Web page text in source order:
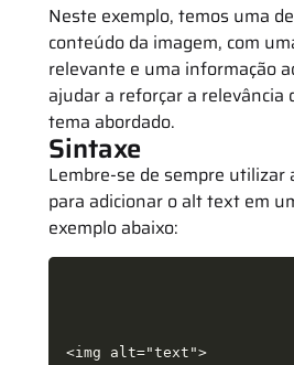
Neste exemplo, temos uma
conteúdo da imagem, com
relevante e uma informação
ajudar a reforçar a relevância
tema abordado.
Sintaxe
Lembre-se de sempre
para adicionar o alt text em
exemplo abaixo:
<img alt="text">